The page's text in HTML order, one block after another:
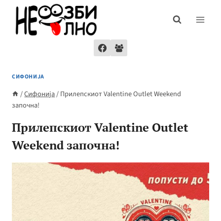
content
СИФОНИЈА
/Сифонија/Прилепскиот Valentine Outlet Weekend
започна!
Прилепскиот Valentine Outlet
Weekend започна!